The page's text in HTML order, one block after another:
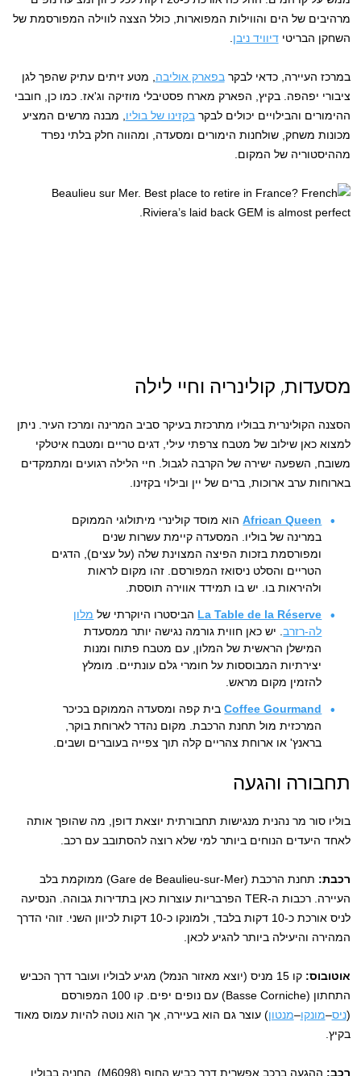
מרהיבים של הים והווילות המפוארות, כולל הצצה לווילה המפורסמת של
השחקן הבריטידיוויד ניבן.
במרכז העיירה, כדאי לבקרבפארק אוליבה, מטע זיתים עתיק שהפך לגן
ציבורי יפהפה. בקיץ, הפארק מארח פסטיבלי מוזיקה וג'אז. כמו כן, חובבי
ההימורים והבילויים יכולים לבקרבקזינו של בוליו, מבנה מרשים המציע
מכונות משחק, שולחנות הימורים ומסעדה, ומהווה חלק בלתי נפרד
מההיסטוריה של המקום.
מסעדות, קולינריה וחיי לילה
הסצנה הקולינרית בבוליו מתרכזת בעיקר סביב המרינה ומרכז העיר. ניתן
למצוא כאן שילוב של מטבח צרפתי עילי, דגים טריים ומטבח איטלקי
משובח, השפעה ישירה של הקרבה לגבול. חיי הלילה רגועים ומתמקדים
בארוחות ערב ארוכות, ברים של יין ובילוי בקזינו.
African Queenהוא מוסד קולינרי מיתולוגי הממוקם
במרינה של בוליו. המסעדה קיימת עשרות שנים
ומפורסמת בזכות הפיצה המצוינת שלה (על עצים), הדגים
הטריים והסלט ניסואז המפורסם. זהו מקום לראות
ולהיראות בו. יש בו תמידד אווירה תוססת.
La Table de la Réserve הביסטרו היוקרתי של מלון
לה-רזרב. יש כאן חווית גורמה נגישה יותר ממסעדת
המישלן הראשית של המלון, עם מטבח פתוח ומנות
יצירתיות המבוססות על חומרי גלם עונתיים. מומלץ
להזמין מקום מראש.
Coffee Gourmandבית קפה ומסעדה הממוקם בכיכר
המרכזית מול תחנת הרכבת. מקום נהדר לארוחת בוקר,
בראנץ' או ארוחת צהריים קלה תוך צפייה בעוברים ושבים.
תחבורה והגעה
בוליו סור מר נהנית מנגישות תחבורתית יוצאת דופן, מה שהופך אותה
לאחד היעדים הנוחים ביותר למי שלא רוצה להסתובב עם רכב.
רכבת:
תחנת הרכבת (Gare de Beaulieu-sur-Mer) ממוקמת בלב
העיירה. רכבות ה-TER הפרבריות עוצרות כאן בתדירות גבוהה. הנסיעה
לניס אורכת כ-10 דקות בלבד, ולמונקו כ-10 דקות לכיוון השני. זוהי הדרך
המהירה והיעילה ביותר להגיע לכאן.
אוטובוס:
קו 15 מניס (יוצא מאזור הנמל) מגיע לבוליו ועובר דרך הכביש
התחתון (Basse Corniche) עם נופים יפים. קו 100 המפורסם
(ניס–מונקו–מנטון) עוצר גם הוא בעיירה, אך הוא נוטה להיות עמוס מאוד
בקיץ.
רכב:
ההגעה ברכב אפשרית דרך כביש החוף (M6098). החניה בבוליו